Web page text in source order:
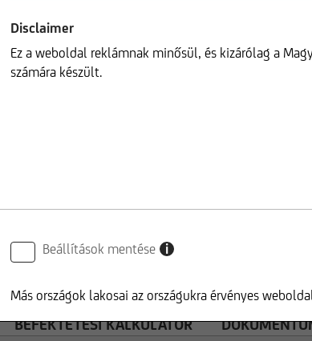
BEFEKTETÉSI KALKULÁTOR
Disclaimer
Ez a weboldal reklámnak minősül, és kizárólag a
számára készült.
Beállítások mentése i
Más országok lakosai az országukra érvényes